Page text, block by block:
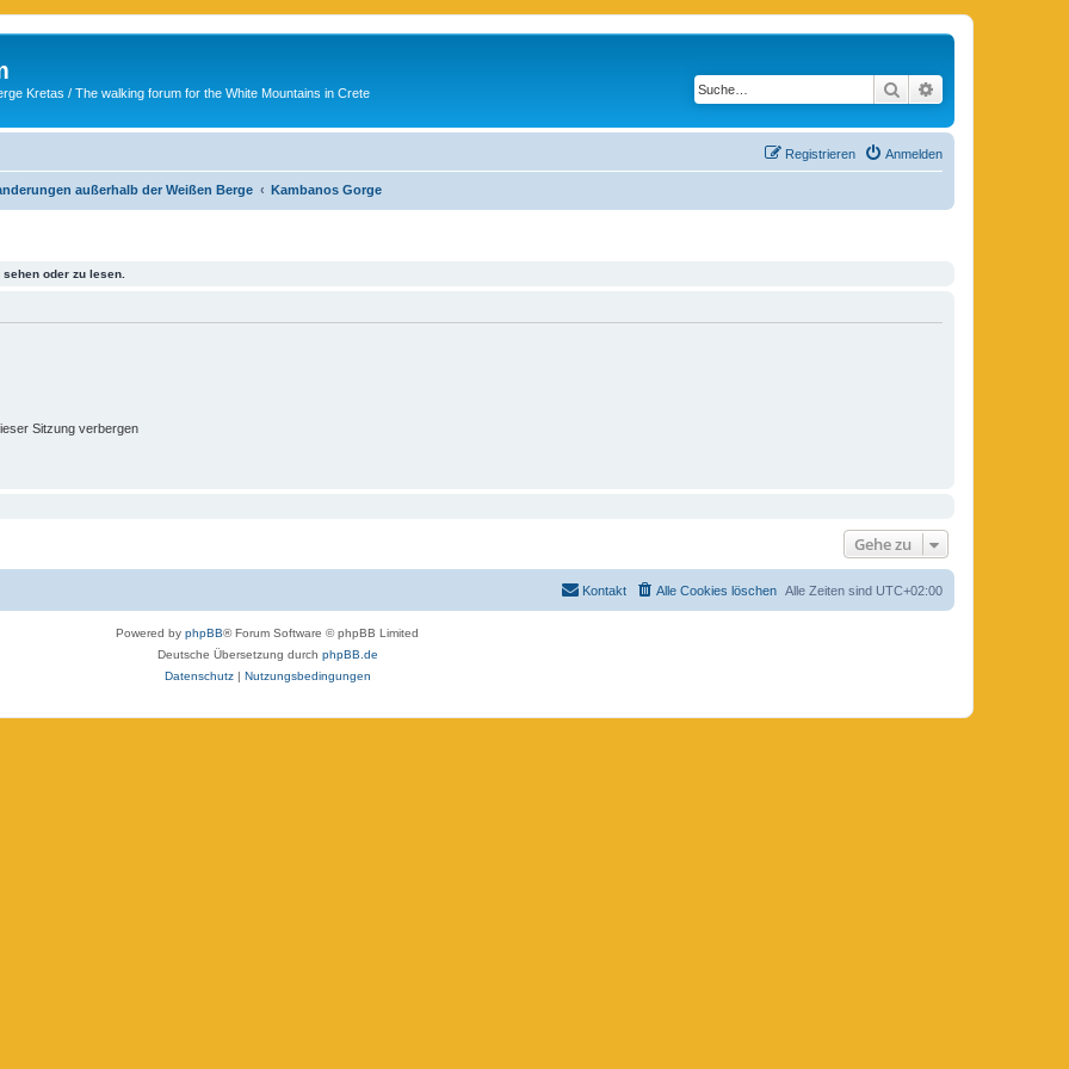
Kretas / The walking forum for the White Mountains in Crete Suche
Anmelden
Registrieren
außerhalb der Weißen Berge Kambanos Gorge
oder zu lesen.
Sitzung verbergen
Gehe zu
Alle Zeiten sind UTC+02:00
Alle Cookies löschen
Kontakt
Powered by phpBB® Forum Software © phpBB Limited
Deutsche Übersetzung durch phpBB.de
Datenschutz| Nutzungsbedingungen